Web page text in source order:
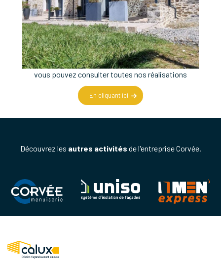
vous pouvez consulter toutes nos réalisations
En cliquant ici
Découvrez les autres activités de l'entreprise Corvée.